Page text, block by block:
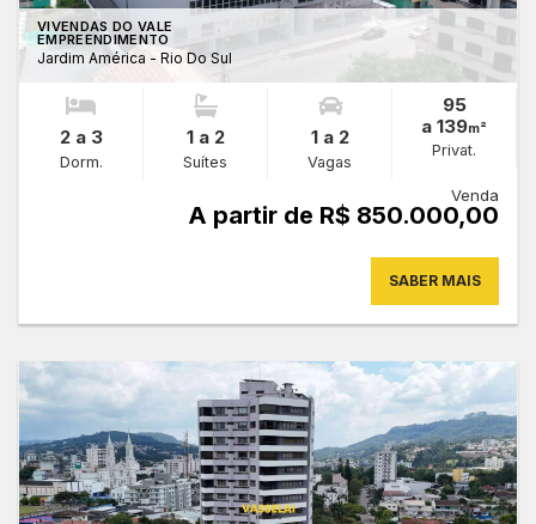
VIVENDAS DO VALE
EMPREENDIMENTO
Jardim América - Rio Do Sul
2 a 3
Dorm.
1 a 2
Suítes
1 a 2
Vagas
95
a 139m²
Privat.
Venda
A partir de R$ 850.000,00
SABER MAIS